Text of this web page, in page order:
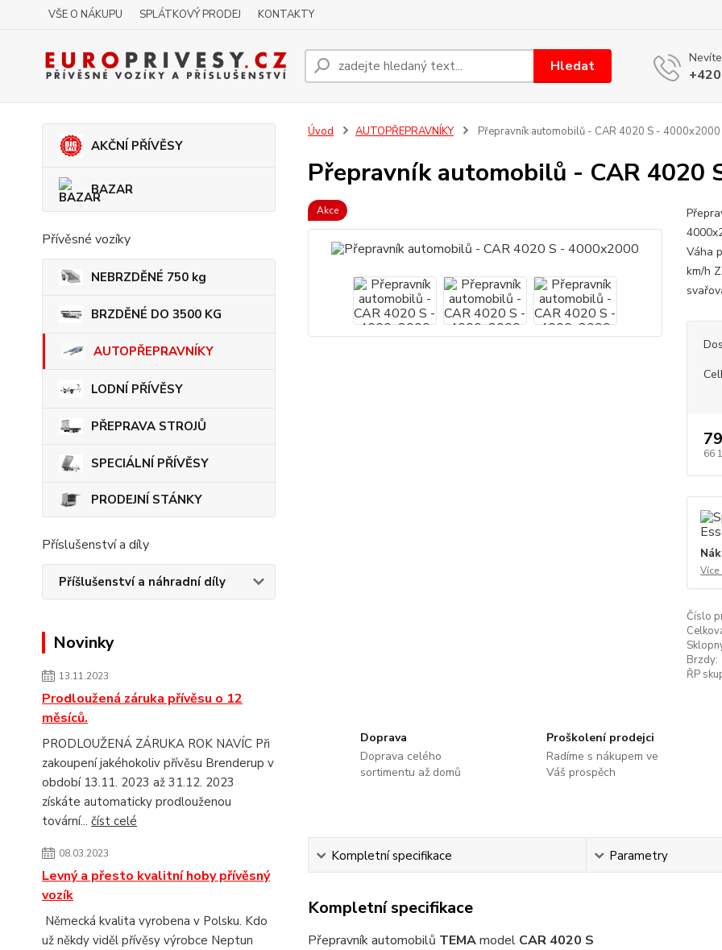
VŠE O NÁKUPU SPLÁTKOVÝ PRODEJ KONTAKTY
Hledat
AKČNÍ PŘÍVĚSY
BAZAR
Přívěsné vozíky
NEBRZDĚNÉ 750 kg
BRZDĚNÉ DO 3500 KG
AUTOPŘEPRAVNÍKY
LODNÍ PŘÍVĚSY
PŘEPRAVA STROJŮ
SPECIÁLNÍ PŘÍVĚSY
PRODEJNÍ STÁNKY
Příslušenství a díly
Příšlušenství a náhradní díly
Novinky
13.11.2023
Prodloužená záruka přívěsu o 12
měsíců.
PRODLOUŽENÁ ZÁRUKA ROK NAVÍC Při
zakoupení jakéhokoliv přívěsu Brenderup v
období 13.11. 2023 až 31.12. 2023
získáte automaticky prodlouženou
tovární... číst celé
08.03.2023
Levný a přesto kvalitní hoby přívěsný
vozík
Německá kvalita vyrobena v Polsku. Kdo
už někdy viděl přívěsy výrobce Neptun
Úvod AUTOPŘEPRAVNÍKY Přepravník automobilů - CAR 4020 S - 4000x2000
Přepravník automobilů - CAR 4020
Akce
Váha
km/h
66
Číslo
Brzdy:
ŘP
Doprava
Doprava celého
sortimentu až domů
Proškolení prodejci
Radíme s nákupem ve
Váš prospěch
Kompletní specifikace Parametry
Kompletní specifikace
Přepravník automobilů TEMAmodel CAR 4020 S